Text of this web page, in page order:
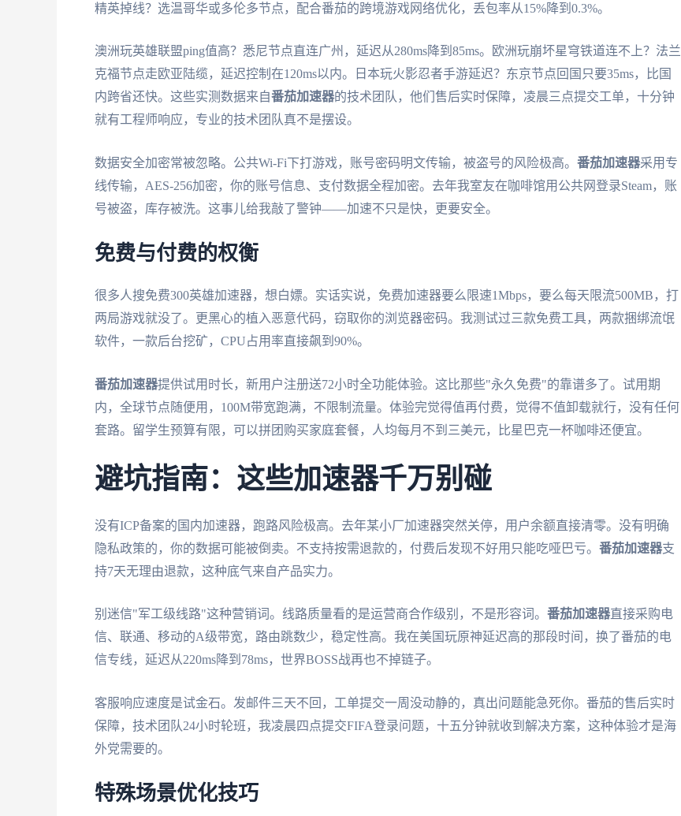
精英掉线？选温哥华或多伦多节点，配合番茄的跨境游戏网络优化，丢包率从15%降到0.3%。
澳洲玩英雄联盟ping值高？悉尼节点直连广州，延迟从280ms降到85ms。欧洲玩崩坏星穹铁道连不上？法兰
克福节点走欧亚陆缆，延迟控制在120ms以内。日本玩火影忍者手游延迟？东京节点回国只要35ms，比国
内跨省还快。这些实测数据来自番茄加速器的技术团队，他们售后实时保障，凌晨三点提交工单，十分钟
就有工程师响应，专业的技术团队真不是摆设。
数据安全加密常被忽略。公共Wi-Fi下打游戏，账号密码明文传输，被盗号的风险极高。 番茄加速器采用专
线传输，AES-256加密，你的账号信息、支付数据全程加密。去年我室友在咖啡馆用公共网登录Steam，账
号被盗，库存被洗。这事儿给我敲了警钟——加速不只是快，更要安全。
免费与付费的权衡
很多人搜免费300英雄加速器，想白嫖。实话实说，免费加速器要么限速1Mbps，要么每天限流500MB，打
两局游戏就没了。更黑心的植入恶意代码，窃取你的浏览器密码。我测试过三款免费工具，两款捆绑流氓
软件，一款后台挖矿，CPU占用率直接飙到90%。
番茄加速器提供试用时长，新用户注册送72小时全功能体验。这比那些"永久免费"的靠谱多了。试用期
内，全球节点随便用，100M带宽跑满，不限制流量。体验完觉得值再付费，觉得不值卸载就行，没有任何
套路。留学生预算有限，可以拼团购买家庭套餐，人均每月不到三美元，比星巴克一杯咖啡还便宜。
避坑指南：这些加速器千万别碰
没有ICP备案的国内加速器，跑路风险极高。去年某小厂加速器突然关停，用户余额直接清零。没有明确
隐私政策的，你的数据可能被倒卖。不支持按需退款的，付费后发现不好用只能吃哑巴亏。 番茄加速器支
持7天无理由退款，这种底气来自产品实力。
别迷信"军工级线路"这种营销词。线路质量看的是运营商合作级别，不是形容词。 番茄加速器直接采购电
信、联通、移动的A级带宽，路由跳数少，稳定性高。我在美国玩原神延迟高的那段时间，换了番茄的电
信专线，延迟从220ms降到78ms，世界BOSS战再也不掉链子。
客服响应速度是试金石。发邮件三天不回，工单提交一周没动静的，真出问题能急死你。番茄的售后实时
保障，技术团队24小时轮班，我凌晨四点提交FIFA登录问题，十五分钟就收到解决方案，这种体验才是海
外党需要的。
特殊场景优化技巧